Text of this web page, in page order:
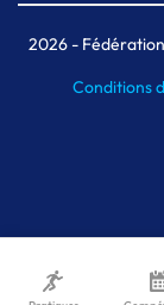
2026- Fédération
Conditions